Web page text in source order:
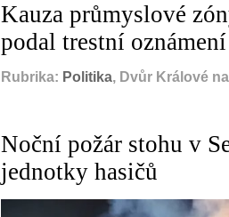
Kauza průmyslové
podal trestní oznámení
Rubrika: Politika, Dvůr Králové
Noční požár stohu v
jednotky hasičů